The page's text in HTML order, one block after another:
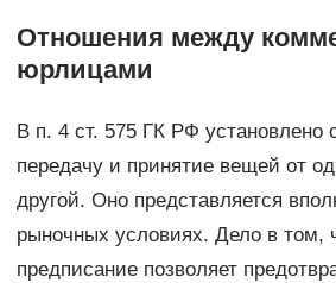
Отношения между
юрлицами
В п. 4 ст. 575 ГК РФ установлено
передачу и принятие вещей от
другой. Оно представляется
рыночных условиях. Дело в том,
предписание позволяет